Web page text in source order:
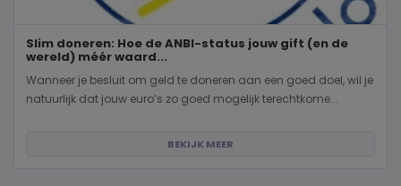
Slim doneren: Hoe de ANBI-status jouw gift (en de
wereld) méér waard...
Wanneer je besluit om geld te doneren aan een goed doel, wil je
natuurlijk dat jouw euro’s zo goed mogelijk terechtkome...
BEKIJK MEER